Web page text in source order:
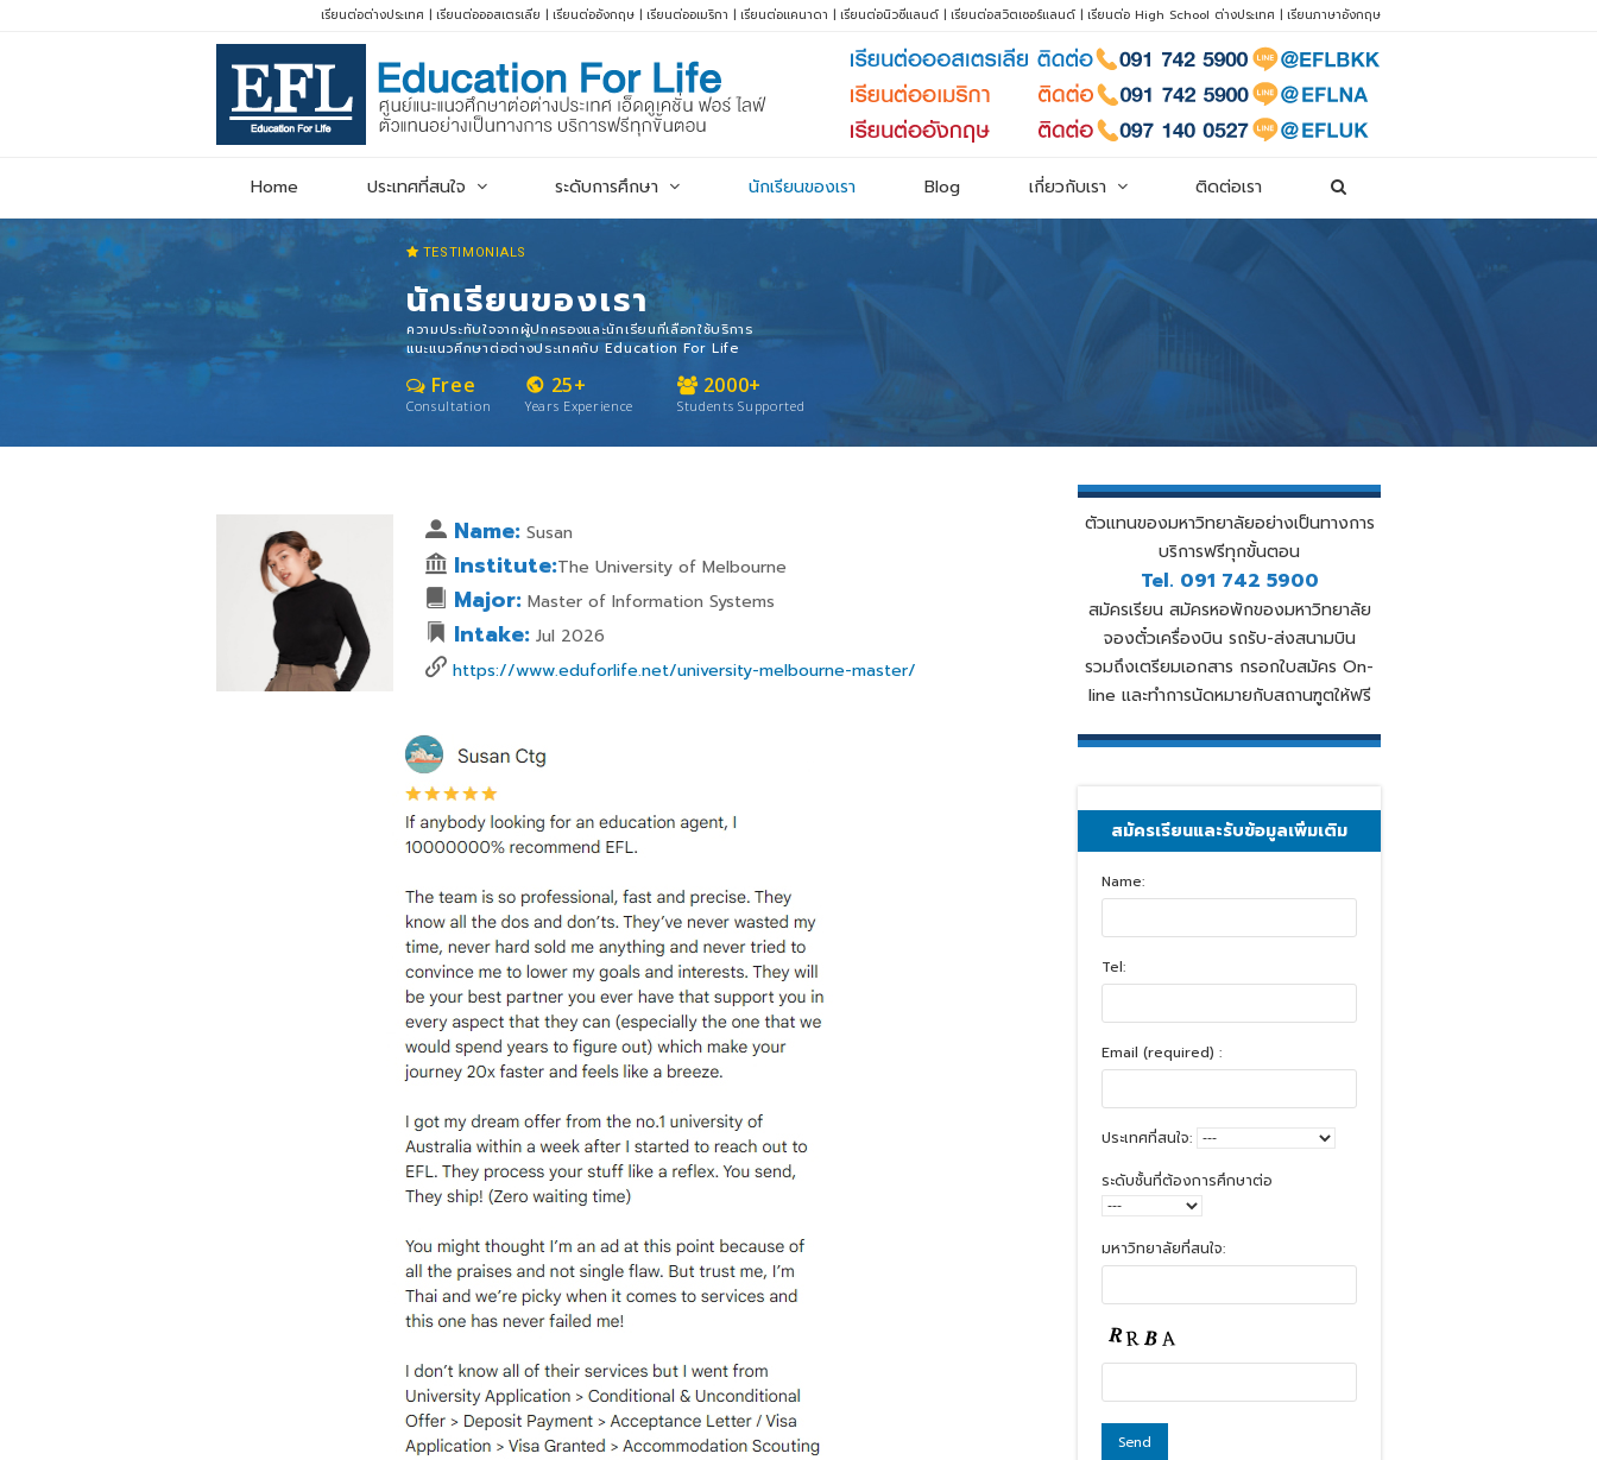
เรียนต่อต่างประเทศ | เรียนต่อออสเตรเลีย | เรียนต่ออังกฤษ | เรียนต่ออเมริกา | เรียนต่อแคนาดา | เรียนต่อนิวซีแลนด์ | เรียนต่อสวิตเซอร์แลนด์ | เรียนต่อ High School ต่างประเทศ | เรียนภาษาอังกฤษ
Home ประเทศที่สนใจ ระดับการศึกษา นักเรียนของเรา Blog เกี่ยวกับเรา ติดต่อเรา
TESTIMONIALS
นักเรียนของเรา
ความประทับใจจากผู้ปกครองและนักเรียนที่เลือกใช้บริการ
แนะแนวศึกษาต่อต่างประเทศกับ Education For Life
Free
Consultation
public 25+
Years Experience Students Supported
2000+
Name:Susan
Institute:The University of Melbourne
Major:Master of Information Systems
Intake:Jul 2026
https://www.eduforlife.net/university-melbourne-master/
ตัวแทนของมหาวิทยาลัยอย่างเป็นทางการ
บริการฟรีทุกขั้นตอน
Tel. 091 742 5900
สมัครเรียน สมัครหอพักของมหาวิทยาลัย
จองตั๋วเครื่องบิน รถรับ-ส่งสนามบิน
รวมถึงเตรียมเอกสาร กรอกใบสมัคร On-
line และทำการนัดหมายกับสถานฑูตให้ฟรี
สมัครเรียนและรับข้อมูลเพิ่มเติม
Name:
Tel:
Email (required) :
ประเทศที่สนใจ:
ระดับชั้นที่ต้องการศึกษาต่อ
มหาวิทยาลัยที่สนใจ: